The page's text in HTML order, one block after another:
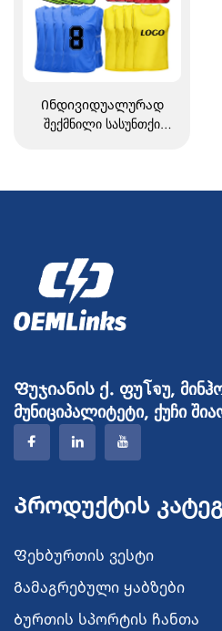
Ინდივიდუალურად
შექმნილი სასუნთქი
ფეხბურთის ტანსაცმელი,
ფეხბურთის ბიბები
Ფუჯიანის ქ. ფუโจუ,
მუნიციპალიტეტი, ქუჩი
Პროდუქტის
Ფეხბურთის ვესტი
Გამაგრებული ყაბზები
Ბურთის სპორტის ჩანთა